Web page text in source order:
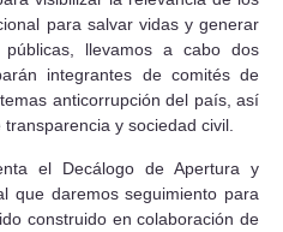
para salvar vidas y generar
llevamos a cabo dos
integrantes de comités de
anticorrupción del país, así
y sociedad civil.
el Decálogo de Apertura y
que daremos seguimiento para
construido en colaboración de